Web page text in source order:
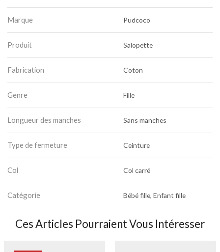
Marque Pudcoco
Produit Salopette
Fabrication Coton
Genre Fille
Longueur des manches Sans manches
Type de fermeture Ceinture
Col Col carré
Catégorie Bébé fille, Enfant fille
Ces Articles Pourraient Vous Intéresser